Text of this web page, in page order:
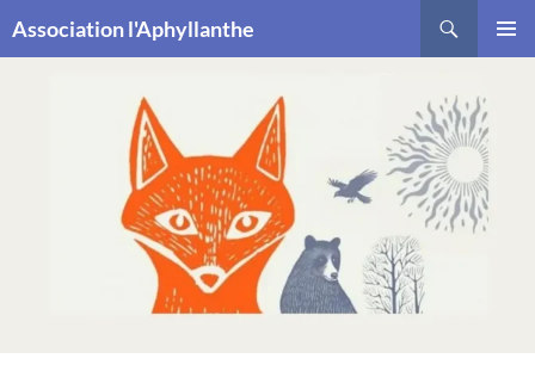
Association l'Aphyllanthe